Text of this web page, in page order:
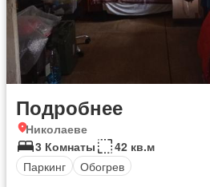
Подробнее
Николаеве
3 Комнаты
42 кв.м
Паркинг
Обогрев